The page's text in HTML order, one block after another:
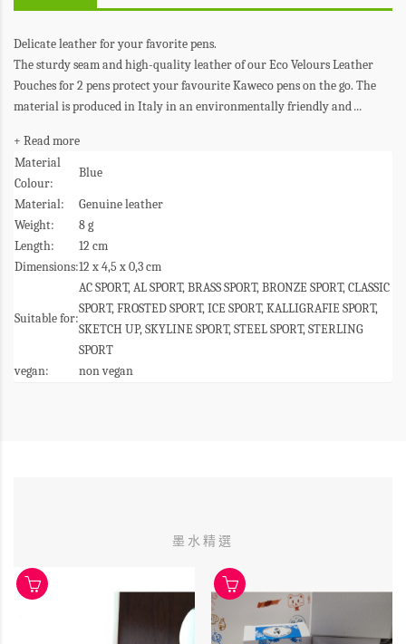
Delicate leather for your favorite pens.
The sturdy seam and high-quality leather of our Eco Velours Leather
Pouches for 2 pens protect your favourite Kaweco pens on the go. The
material is produced in Italy in an environmentally friendly and...
+ Read more
Material
Colour:
Blue
Material:
Genuine leather
Weight:
8 g
Length:
12 cm
Dimensions:12 x 4,5 x 0,3 cm
Suitable for:
AC SPORT, AL SPORT, BRASS SPORT, BRONZE SPORT, CLASSIC
SPORT, FROSTED SPORT, ICE SPORT, KALLIGRAFIE SPORT,
SKETCH UP, SKYLINE SPORT, STEEL SPORT, STERLING
SPORT
vegan:
non vegan
墨水精選